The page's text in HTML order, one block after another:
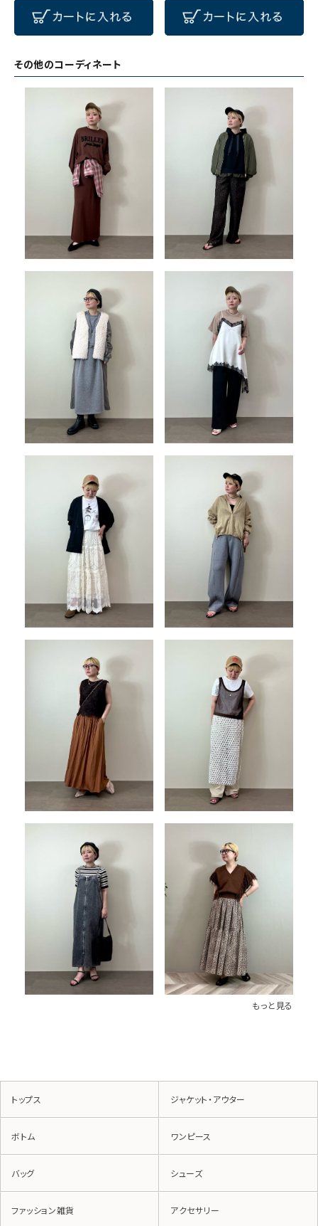
その他のコーディネート
もっと見る
トップス ジャケット・アウター
ボトム ワンピース
バッグ シューズ
ファッション雑貨 アクセサリー